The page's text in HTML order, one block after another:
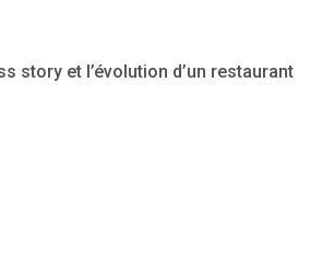
story et l’évolution d’un restaurant